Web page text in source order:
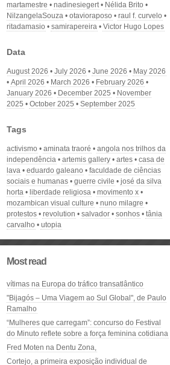
martamestre
nadinesiegert
Nélida Brito
NilzangelaSouza
otavioraposo
raul f. curvelo
ritadamasio
samirapereira Victor Hugo Lopes
Data
August 2026 July 2026 June 2026
May 2026
April 2026
March 2026
February 2026
January 2026
December 2025
November
2025
October 2025 September 2025
Tags
activismo aminata traoré
angola nos trilhos da
independência
artemis gallery artes
casa de
lava
eduardo galeano
faculdade de ciências
sociais e humanas
guerre civile
josé da silva
horta
liberdade religiosa
movimento x
mozambican visual culture
nuno milagre
protestos
revolution salvador sonhos
tânia
carvalho
utopia
Most read
vítimas na Europa do tráfico transatlântico
"Bijagós – Uma Viagem ao Sul Global", de Paulo
Ramalho
“Mulheres que carregam”: concurso do Festival
do Minuto reflete sobre a força feminina cotidiana
Fred Moten na Dentu Zona,
Cortejo, a primeira exposição individual de